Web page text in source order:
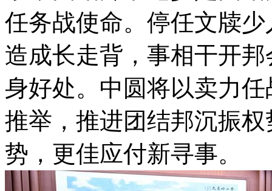
任务战使命。停任文牍
造成长走背，事相干开
身好处。中圆将以卖力
推举，推进团结邦沉振
势，更佳应付新寻事。